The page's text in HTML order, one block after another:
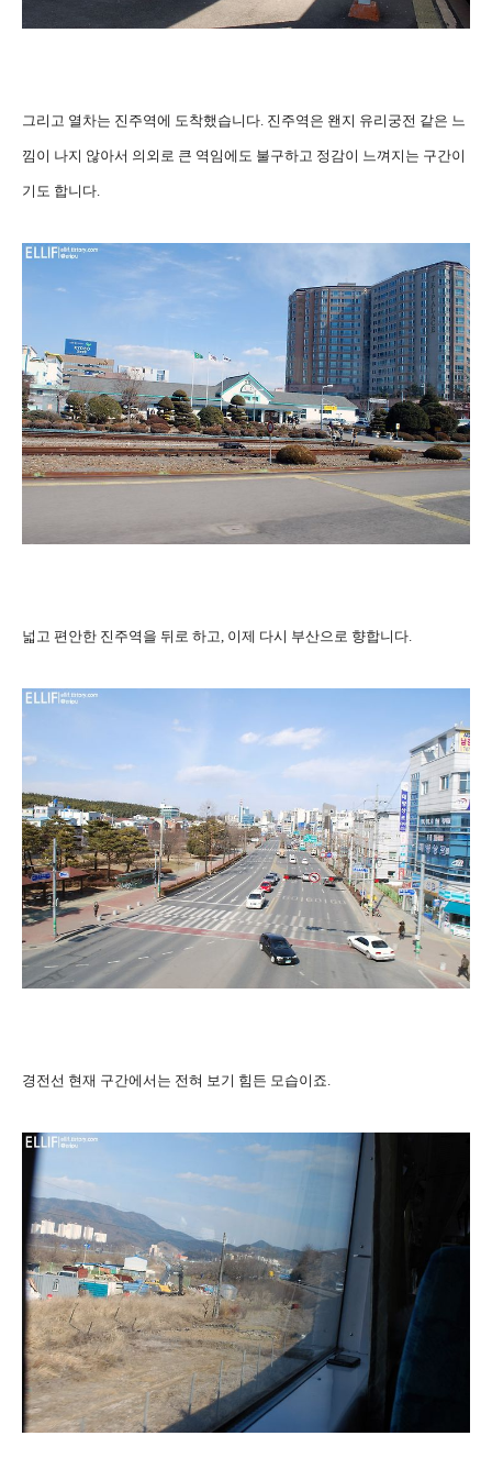
그리고 열차는 진주역에 도착했습니다. 진주역은 왠지 유리궁전 같은 느
낌이 나지 않아서 의외로 큰 역임에도 불구하고 정감이 느껴지는 구간이
기도 합니다.
넓고 편안한 진주역을 뒤로 하고, 이제 다시 부산으로 향합니다.
경전선 현재 구간에서는 전혀 보기 힘든 모습이죠.